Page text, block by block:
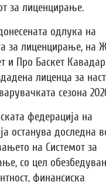
за лиценцирање.
одлука на
за лиценцирање, на
и Про Баскет
лиценца за
сезона
федерација на
останува доследна
на Системот за
со цел
финансиска